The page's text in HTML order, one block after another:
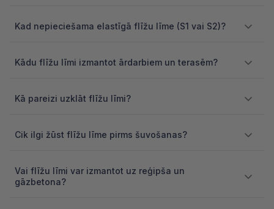
Kad nepieciešama elastīgā flīžu līme (S1 vai S2)?
Kādu flīžu līmi izmantot ārdarbiem un terasēm?
Kā pareizi uzklāt flīžu līmi?
Cik ilgi žūst flīžu līme pirms šuvošanas?
Vai flīžu līmi var izmantot uz reģipša un
gāzbetona?